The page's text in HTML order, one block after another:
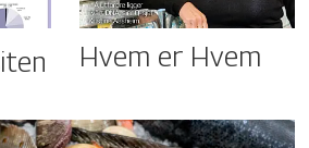
Hvem er Hvem